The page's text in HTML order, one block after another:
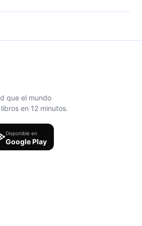
ensupport@12min.com.
que el mundo
en 12 minutos.
Disponible en
Google Play